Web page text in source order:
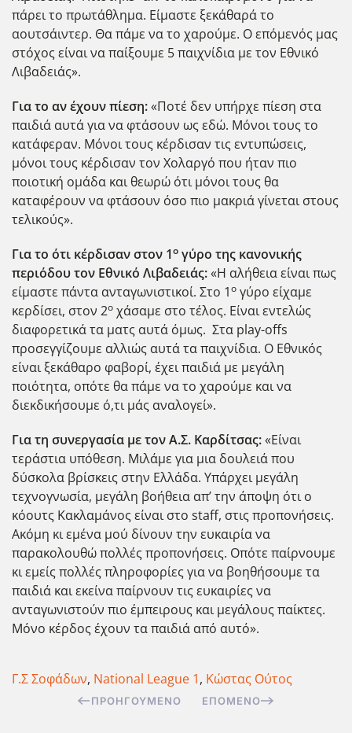
πάρει το πρωτάθλημα. Είμαστε ξεκάθαρά το
αουτσάιντερ. Θα πάμε να το χαρούμε. Ο επόμενός μας
στόχος είναι να παίξουμε 5 παιχνίδια με τον Εθνικό
Λιβαδειάς».
Για το αν έχουν πίεση:«Ποτέ δεν υπήρχε πίεση στα
παιδιά αυτά για να φτάσουν ως εδώ. Μόνοι τους το
κατάφεραν. Μόνοι τους κέρδισαν τις εντυπώσεις,
μόνοι τους κέρδισαν τον Χολαργό που ήταν πιο
ποιοτική ομάδα και θεωρώ ότι μόνοι τους θα
καταφέρουν να φτάσουν όσο πιο μακριά γίνεται στους
τελικούς».
Για το ότι κέρδισαν στον 1ο γύρο της κανονικής
περιόδου τον Εθνικό Λιβαδειάς:«Η αλήθεια είναι πως
είμαστε πάντα ανταγωνιστικοί. Στο 1ο γύρο είχαμε
κερδίσει, στον 2ο χάσαμε στο τέλος. Είναι εντελώς
διαφορετικά τα ματς αυτά όμως. Στα play-offs
προσεγγίζουμε αλλιώς αυτά τα παιχνίδια. Ο Εθνικός
είναι ξεκάθαρο φαβορί, έχει παιδιά με μεγάλη
ποιότητα, οπότε θα πάμε να το χαρούμε και να
διεκδικήσουμε ό,τι μάς αναλογεί».
Για τη συνεργασία με τον Α.Σ. Καρδίτσας:«Είναι
τεράστια υπόθεση. Μιλάμε για μια δουλειά που
δύσκολα βρίσκεις στην Ελλάδα. Υπάρχει μεγάλη
τεχνογνωσία, μεγάλη βοήθεια απ’ την άποψη ότι ο
κόουτς Κακλαμάνος είναι στο staff, στις προπονήσεις.
Ακόμη κι εμένα μού δίνουν την ευκαιρία να
παρακολουθώ πολλές προπονήσεις. Οπότε παίρνουμε
κι εμείς πολλές πληροφορίες για να βοηθήσουμε τα
παιδιά και εκείνα παίρνουν τις ευκαιρίες να
ανταγωνιστούν πιο έμπειρους και μεγάλους παίκτες.
Μόνο κέρδος έχουν τα παιδιά από αυτό».
Γ.Σ Σοφάδων, National League 1, Κώστας Ούτος
ΠΡΟΗΓΟΎΜΕΝΟ ΕΠΌΜΕΝΟ